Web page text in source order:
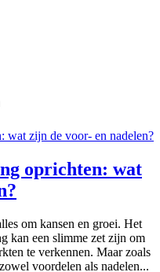
oprichten: wat
om kansen en groei. Het
kan een slimme zet zijn om
te verkennen. Maar zoals
voordelen als nadelen...